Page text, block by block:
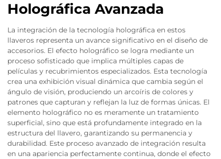
Holográfica Avanzada
La integración de la tecnología holográfica en estos
llaveros representa un avance significativo en el diseño de
accesorios. El efecto holográfico se logra mediante un
proceso sofisticado que implica múltiples capas de
películas y recubrimientos especializados. Esta tecnología
crea una exhibición visual dinámica que cambia según el
ángulo de visión, produciendo un arcoíris de colores y
patrones que capturan y reflejan la luz de formas únicas. El
elemento holográfico no es meramente un tratamiento
superficial, sino que está profundamente integrado en la
estructura del llavero, garantizando su permanencia y
durabilidad. Este proceso avanzado de integración resulta
en una apariencia perfectamente continua, donde el efecto